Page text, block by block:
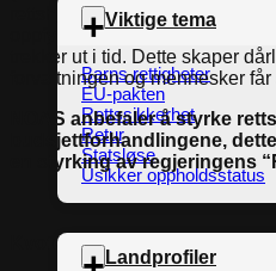
Viktige tema
Barns rettigheter
EU-pakten
Rettssikkerhet
Retur
Statsløse
Usikker oppholdsstatus
Landprofiler
rettshjelp for å få sine
oppfylt. Dagens
trekker ut i tid. Dette skaper
forvaltningen og mennesker
NOAS anbefaler å styrke
budsjettforhandlingene,
en styrking av regjeringens
Kvoteflyktninger: